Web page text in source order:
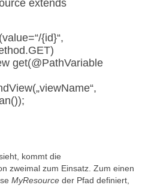
extends
{id}“,
get(@PathVariable
kommt die
zweimal zum Einsatz. Zum einen
MyResource der Pfad definiert,